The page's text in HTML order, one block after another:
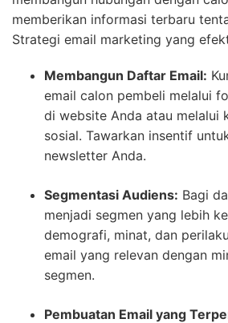
memberikan informasi terbaru
Strategi email marketing yang
Membangun Daftar Email:
email calon pembeli melalui
di website Anda atau melalui
sosial. Tawarkan insentif
newsletter Anda.
Segmentasi Audiens: Bagi
menjadi segmen yang lebih
demografi, minat, dan
email yang relevan dengan
segmen.
Pembuatan Email yang